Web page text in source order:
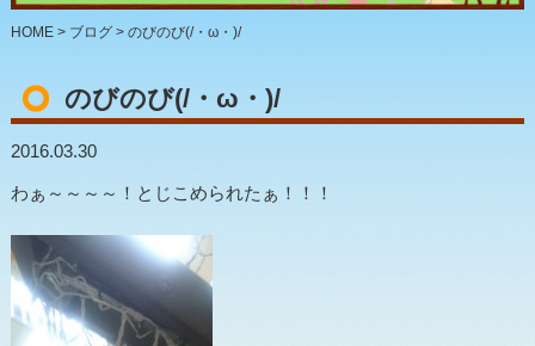
HOME> ブログ> のびのび(/・ω・)/
のびのび(/・ω・)/
2016.03.30
わぁ～～～～！とじこめられたぁ！！！